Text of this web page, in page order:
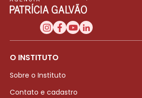
O INSTITUTO
Sobre o Instituto
Contato e cadastro